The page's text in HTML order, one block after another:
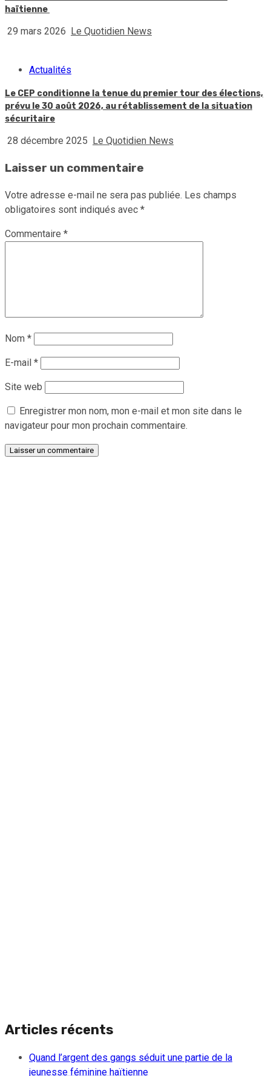
haïtienne
29 mars 2026 Le Quotidien News
Actualités
Le CEP conditionne la tenue du premier tour des élections,
prévu le 30 août 2026, au rétablissement de la situation
sécuritaire
28 décembre 2025 Le Quotidien News
Laisser un commentaire
Votre adresse e-mail ne sera pas publiée. Les champs
obligatoires sont indiqués avec *
Commentaire *
Nom *
E-mail *
Site web
Enregistrer mon nom, mon e-mail et mon site dans le
navigateur pour mon prochain commentaire.
Articles récents
Quand l’argent des gangs séduit une partie de la
jeunesse féminine haïtienne